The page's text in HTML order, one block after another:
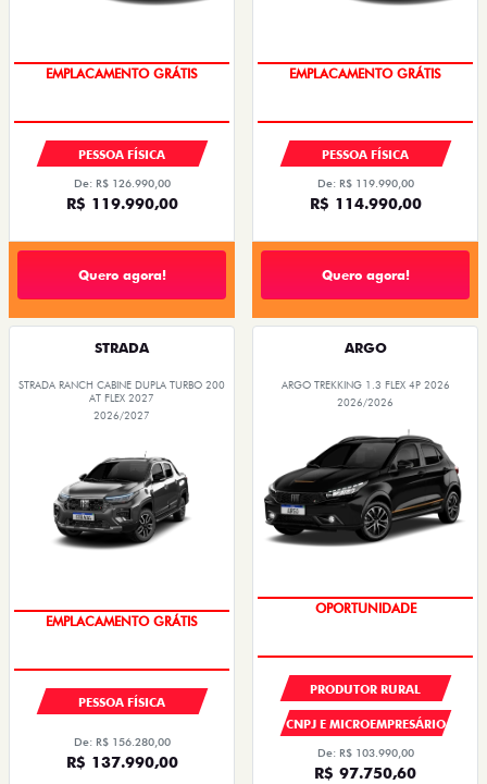
OPORTUNIDADE
PESSOA FÍSICA
De: R$ 126.990,00
R$ 119.990,00
Quero agora!
OPORTUNIDADE
PESSOA FÍSICA
De: R$ 119.990,00
R$ 114.990,00
Quero agora!
STRADA
STRADA RANCH CABINE DUPLA TURBO 200
AT FLEX 2027
2026/2027
OPORTUNIDADE
PESSOA FÍSICA
De: R$ 156.280,00
R$ 137.990,00
ARGO
ARGO TREKKING 1.3 FLEX 4P 2026
2026/2026
PREÇOS REDUZIDOS
PRODUTOR RURAL
CNPJ E MICROEMPRESÁRIO
De: R$ 103.990,00
R$ 97.750,60